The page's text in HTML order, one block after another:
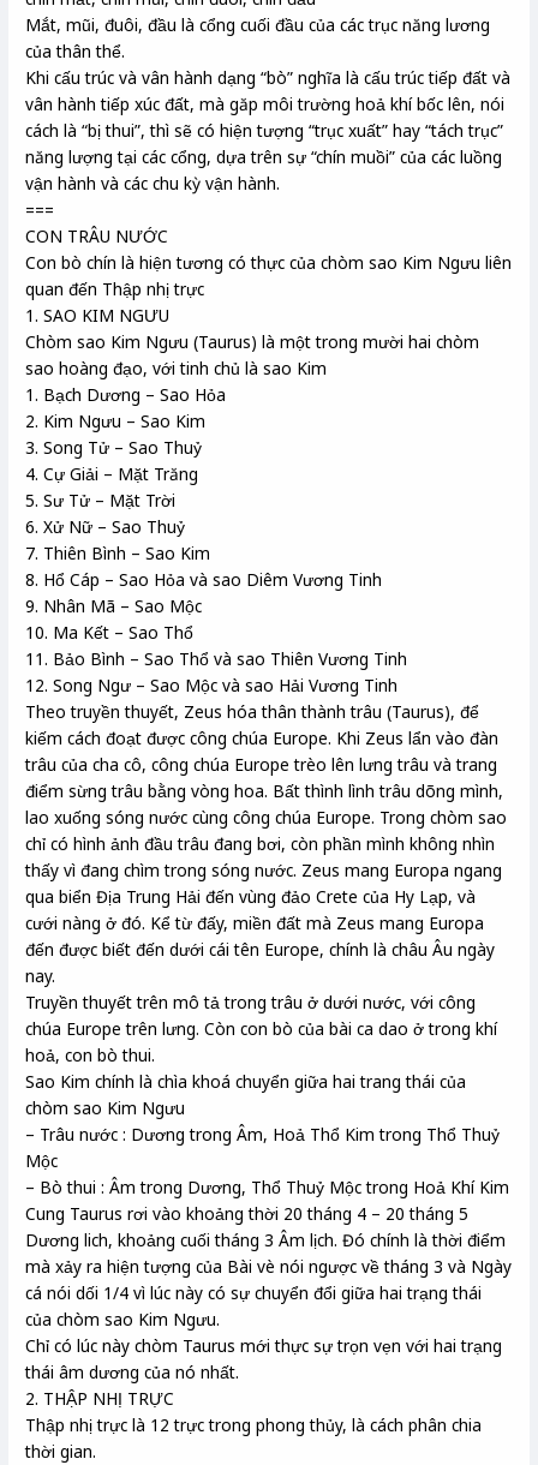
Mắt, mũi, đuôi, đầu là cổng cuối đầu của các trục năng lương
của thân thể.
Khi cấu trúc và vân hành dạng “bò” nghĩa là cấu trúc tiếp đất và
vân hành tiếp xúc đất, mà găp môi trường hoả khí bốc lên, nói
cách là “bị thui”, thì sẽ có hiện tượng “trục xuất” hay “tách trục”
năng lượng tại các cổng, dựa trên sự “chín muồi” của các luồng
vận hành và các chu kỳ vận hành.
===
CON TRÂU NƯỚC
Con bò chín là hiện tương có thực của chòm sao Kim Ngưu liên
quan đến Thập nhị trực
1. SAO KIM NGƯU
Chòm sao Kim Ngưu (Taurus) là một trong mười hai chòm
sao hoàng đạo, với tinh chủ là sao Kim
1. Bạch Dương – Sao Hỏa
2. Kim Ngưu – Sao Kim
3. Song Tử – Sao Thuỷ
4. Cự Giải – Mặt Trăng
5. Sư Tử – Mặt Trời
6. Xử Nữ – Sao Thuỷ
7. Thiên Bình – Sao Kim
8. Hổ Cáp – Sao Hỏa và sao Diêm Vương Tinh
9. Nhân Mã – Sao Mộc
10. Ma Kết – Sao Thổ
11. Bảo Bình – Sao Thổ và sao Thiên Vương Tinh
12. Song Ngư – Sao Mộc và sao Hải Vương Tinh
Theo truyền thuyết, Zeus hóa thân thành trâu (Taurus), để
kiếm cách đoạt được công chúa Europe. Khi Zeus lẩn vào đàn
trâu của cha cô, công chúa Europe trèo lên lưng trâu và trang
điểm sừng trâu bằng vòng hoa. Bất thình lình trâu dõng mình,
lao xuống sóng nước cùng công chúa Europe. Trong chòm sao
chỉ có hình ảnh đầu trâu đang bơi, còn phần mình không nhìn
thấy vì đang chìm trong sóng nước. Zeus mang Europa ngang
qua biển Địa Trung Hải đến vùng đảo Crete của Hy Lạp, và
cưới nàng ở đó. Kể từ đấy, miền đất mà Zeus mang Europa
đến được biết đến dưới cái tên Europe, chính là châu Âu ngày
nay.
Truyền thuyết trên mô tả trong trâu ở dưới nước, với công
chúa Europe trên lưng. Còn con bò của bài ca dao ở trong khí
hoả, con bò thui.
Sao Kim chính là chìa khoá chuyển giữa hai trang thái của
chòm sao Kim Ngưu
– Trâu nước : Dương trong Âm, Hoả Thổ Kim trong Thổ Thuỷ
Mộc
– Bò thui : Âm trong Dương, Thổ Thuỷ Mộc trong Hoả Khí Kim
Cung Taurus rơi vào khoảng thời 20 tháng 4 – 20 tháng 5
Dương lich, khoảng cuối tháng 3 Âm lịch. Đó chính là thời điểm
mà xảy ra hiện tượng của Bài vè nói ngược về tháng 3 và Ngày
cá nói dối 1/4 vì lúc này có sự chuyển đổi giữa hai trạng thái
của chòm sao Kim Ngưu.
Chỉ có lúc này chòm Taurus mới thực sự trọn vẹn với hai trạng
thái âm dương của nó nhất.
2. THẬP NHỊ TRỰC
Thập nhị trực là 12 trực trong phong thủy, là cách phân chia
thời gian.